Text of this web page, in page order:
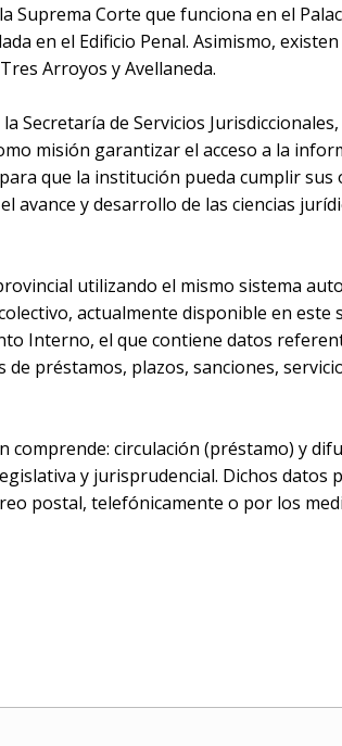
Suprema Corte que funciona en el
en el Edificio Penal. Asimismo,
Arroyos y Avellaneda.
Secretaría de Servicios
misión garantizar el acceso a la
que la institución pueda cumplir sus
avance y desarrollo de las ciencias
utilizando el mismo sistema
actualmente disponible en este
Interno, el que contiene datos
préstamos, plazos, sanciones,
comprende: circulación (préstamo) y
y jurisprudencial. Dichos datos
postal, telefónicamente o por los